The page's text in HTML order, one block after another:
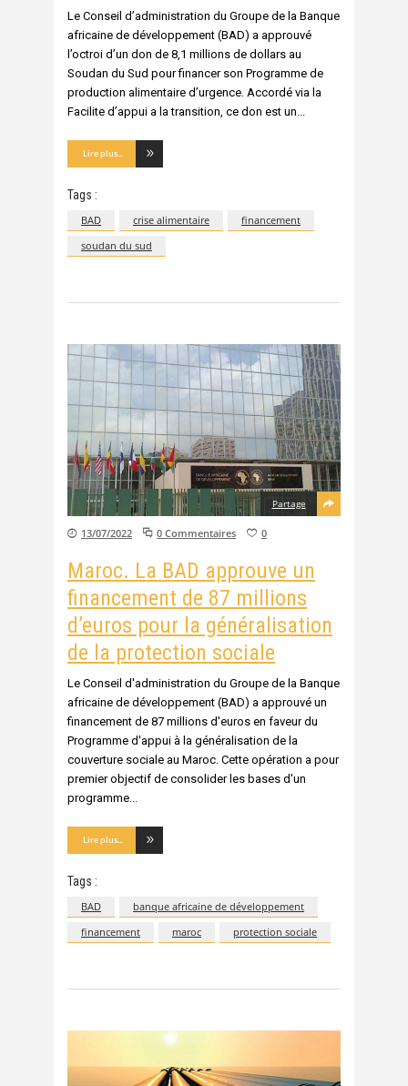
Le Conseil d’administration du Groupe de la Banque
africaine de développement (BAD) a approuvé
l’octroi d’un don de 8,1 millions de dollars au
Soudan du Sud pour financer son Programme de
production alimentaire d’urgence. Accordé via la
Facilite d’appui a la transition, ce don est un
Lire plus...
Tags :
BAD crise alimentaire
financement
soudan du sud
Partage
13/07/2022 0 Commentaires 0
Maroc. La BAD approuve un
financement de 87 millions
d’euros pour la généralisation
de la protection sociale
Le Conseil d'administration du Groupe de la Banque
africaine de développement (BAD) a approuvé un
financement de 87 millions d'euros en faveur du
Programme d'appui à la généralisation de la
couverture sociale au Maroc. Cette opération a pour
premier objectif de consolider les bases d'un
programme
Lire plus...
Tags :
BAD
banque africaine de développement
financement
maroc protection sociale